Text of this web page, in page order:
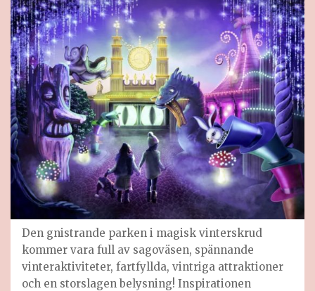
Den gnistrande parken i magisk vinterskrud
kommer vara full av sagoväsen, spännande
vinteraktiviteter, fartfyllda, vintriga attraktioner
och en storslagen belysning! Inspirationen